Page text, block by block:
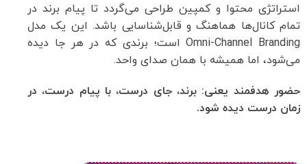
استراتژی محتوا و کمپین طراحی می‌گردد تا پیام برند در
تمام کانال‌ها هماهنگ و قابل‌شناسایی باشد. این یک مدل
Omni-Channel Branding است؛ برندی که در هر جا دیده
می‌شود، اما همیشه با همان صدای واحد.
حضور هدفمند یعنی: برند، جای درست، با پیام درست، در
زمان درست دیده شود.